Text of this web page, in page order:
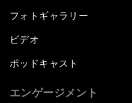
フォトギャラリー
ビデオ
ポッドキャスト
エンゲージメント